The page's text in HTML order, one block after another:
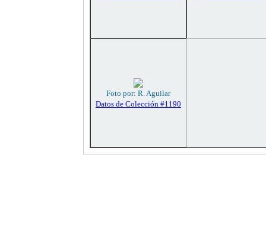
Foto por: R. Aguilar
Datos de Colección #1190